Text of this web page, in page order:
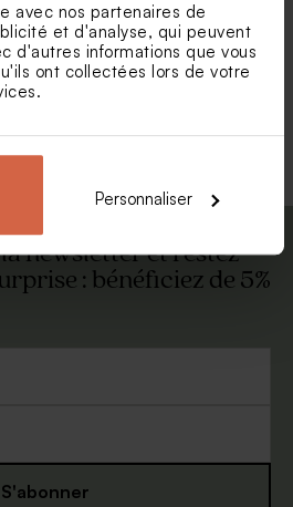
avec nos partenaires de
et d'analyse, qui peuvent
d'autres informations que vous
ont collectées lors de votre
Personnaliser
Enveloppe carrée gris
métallisé
newsletter et restez
: bénéficiez de 5%
S'abonner